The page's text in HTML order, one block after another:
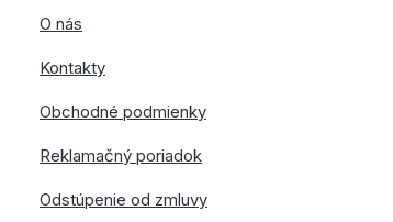
O nás
Kontakty
Obchodné podmienky
Reklamačný poriadok
Odstúpenie od zmluvy